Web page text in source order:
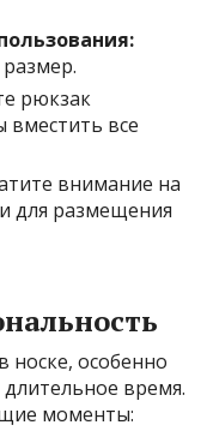
рюкзак
вместить все
внимание на
для размещения
особенно
время.
моменты: